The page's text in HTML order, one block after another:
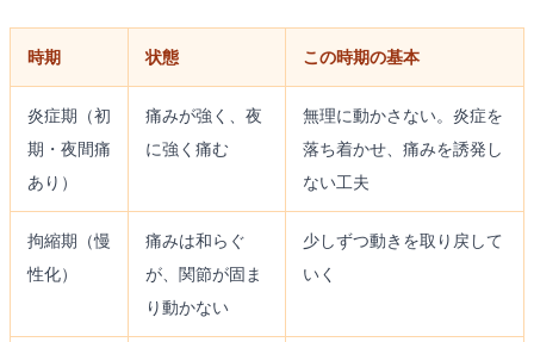
時期 状態 この時期の基本
炎症期（初
期・夜間痛
あり）
痛みが強く、夜
に強く痛む
無理に動かさない。炎症を
落ち着かせ、痛みを誘発し
ない工夫
拘縮期（慢
性化）
痛みは和らぐ
が、関節が固ま
り動かない
少しずつ動きを取り戻して
いく